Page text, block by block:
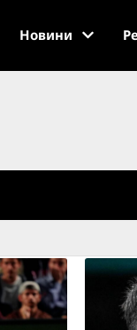
Новини